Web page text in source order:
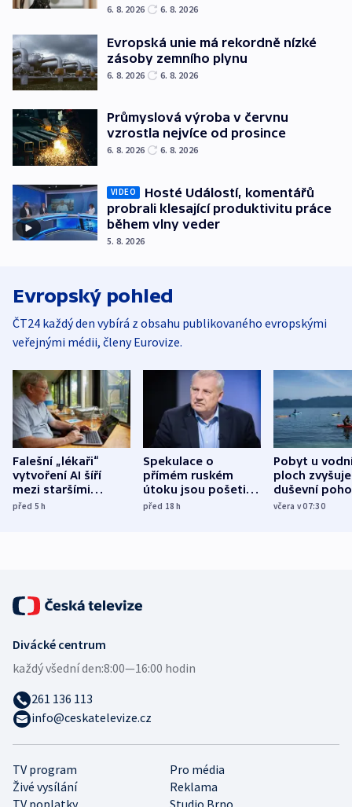
6. 8. 2026 6. 8. 2026
Evropská unie má rekordně nízké
zásoby zemního plynu
6. 8. 2026 6. 8. 2026
Průmyslová výroba v červnu
vzrostla nejvíce od prosince
6. 8. 2026 6. 8. 2026
VIDEO
Hosté Událostí, komentářů
probrali klesající produktivitu práce
během vlny veder
5. 8. 2026
Evropský pohled
ČT24 každý den vybírá z obsahu publikovaného evropskými
veřejnými médii, členy Eurovize.
Falešní „lékaři“
vytvoření AI šíří
mezi staršími
Poláky nebezpečné
před 5h
Spekulace o
přímém ruském
útoku jsou pošetilé,
míní estonský
před 18h
Pobyt u
ploch zvyšuje
duševní
ukázala
včera v 07:30
TV program
Pro média
Živé vysílání
Reklama
TV poplatky
Studio Brno
Divácké centrum
každý všední den:8:00—16:00 hodin
261 136 113
info@ceskatelevize.cz